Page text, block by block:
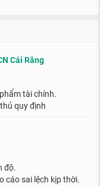
Cái Răng
tài chính.
quy định
độ.
cáo sai lệch kịp thời.